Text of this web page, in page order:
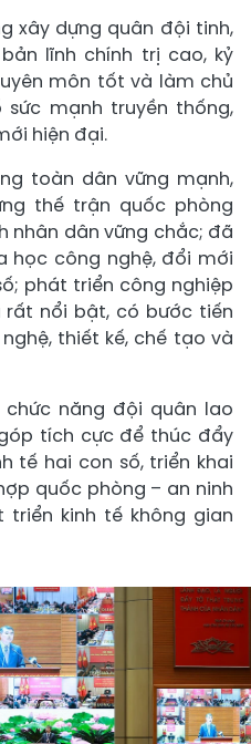
xây dựng quân đội tinh,
lĩnh chính trị cao, kỷ
môn tốt và làm chủ
mạnh truyền thống,
hiện đại.
toàn dân vững mạnh,
thế trận quốc phòng
nhân dân vững chắc; đã
học công nghệ, đổi mới
phát triển công nghiệp
nổi bật, có bước tiến
thiết kế, chế tạo và
năng đội quân lao
tích cực để thúc đẩy
tế hai con số, triển khai
quốc phòng – an ninh
kinh tế không gian